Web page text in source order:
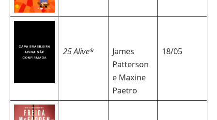
25 Alive*
James
Patterson
e Maxine
Paetro
18/05